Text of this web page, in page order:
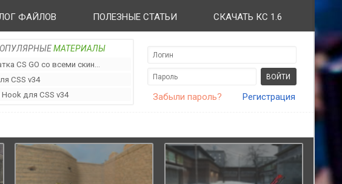
ФАЙЛОВ ПОЛЕЗНЫЕ СТАТЬИ СКАЧАТЬ КС 1.6
МАТЕРИАЛЫ
CS GO со всеми скин...
CSS v34
Hook для CSS v34
Забыли пароль? Регистрация